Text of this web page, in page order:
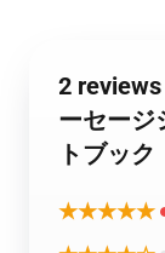
2
ーセージ
トブック
★★★★★